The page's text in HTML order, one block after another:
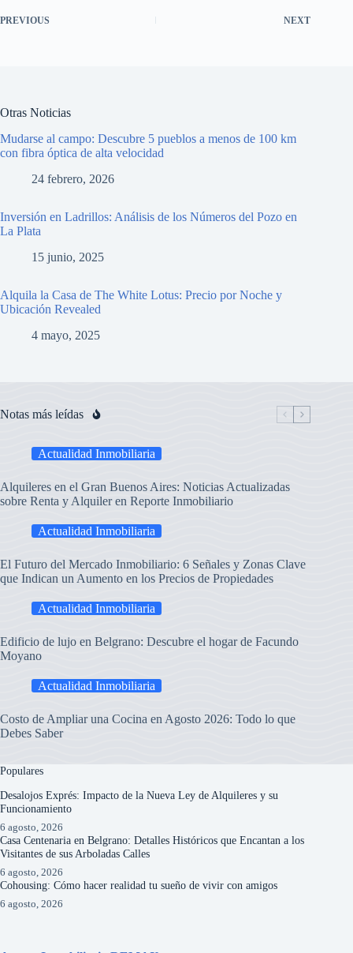
PREVIOUS NEXT
Otras Noticias
Mudarse al campo: Descubre 5 pueblos a menos de 100 km
con fibra óptica de alta velocidad
24 febrero, 2026
Inversión en Ladrillos: Análisis de los Números del Pozo en
La Plata
15 junio, 2025
Alquila la Casa de The White Lotus: Precio por Noche y
Ubicación Revealed
4 mayo, 2025
Notas más leídas
Actualidad Inmobiliaria
Alquileres en el Gran Buenos Aires: Noticias Actualizadas
sobre Renta y Alquiler en Reporte Inmobiliario
Actualidad Inmobiliaria
El Futuro del Mercado Inmobiliario: 6 Señales y Zonas Clave
que Indican un Aumento en los Precios de Propiedades
Actualidad Inmobiliaria
Edificio de lujo en Belgrano: Descubre el hogar de Facundo
Moyano
Actualidad Inmobiliaria
Costo de Ampliar una Cocina en Agosto 2026: Todo lo que
Debes Saber
Populares
Desalojos Exprés: Impacto de la Nueva Ley de Alquileres y su
Funcionamiento
6 agosto, 2026
Casa Centenaria en Belgrano: Detalles Históricos que Encantan a los
Visitantes de sus Arboladas Calles
6 agosto, 2026
Cohousing: Cómo hacer realidad tu sueño de vivir con amigos
6 agosto, 2026